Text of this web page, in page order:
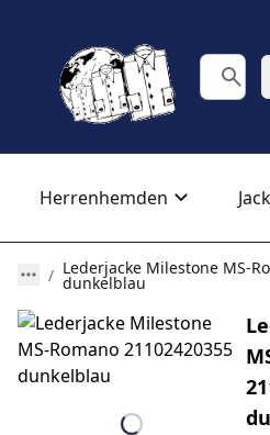
Herrenhemden
Lederjacke Milestone MS-
dunkelblau